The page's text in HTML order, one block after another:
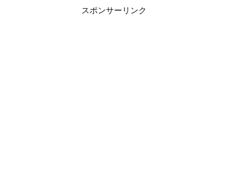
スポンサーリンク